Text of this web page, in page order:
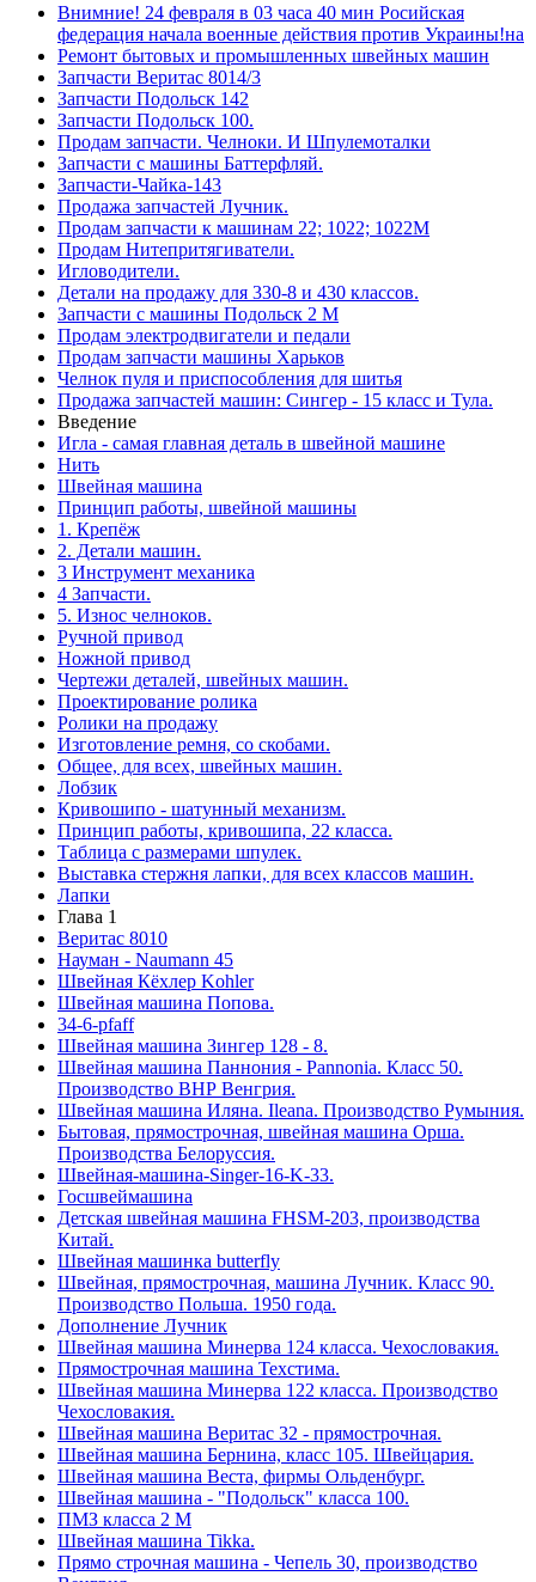
Внимние! 24 февраля в 03 часа 40 мин Росийская
федерация начала военные действия против Украины!на
Ремонт бытовых и промышленных швейных машин
Запчасти Веритас 8014/3
Запчасти Подольск 142
Запчасти Подольск 100.
Продам запчасти. Челноки. И Шпулемоталки
Запчасти с машины Баттерфляй.
Запчасти-Чайка-143
Продажа запчастей Лучник.
Продам запчасти к машинам 22; 1022; 1022М
Продам Нитепритягиватели.
Игловодители.
Детали на продажу для 330-8 и 430 классов.
Запчасти с машины Подольск 2 М
Продам электродвигатели и педали
Продам запчасти машины Харьков
Челнок пуля и приспособления для шитья
Продажа запчастей машин: Сингер - 15 класс и Тула.
Введение
Игла - самая главная деталь в швейной машине
Нить
Швейная машина
Принцип работы, швейной машины
1. Крепёж
2. Детали машин.
3 Инструмент механика
4 Запчасти.
5. Износ челноков.
Ручной привод
Ножной привод
Чертежи деталей, швейных машин.
Проектирование ролика
Ролики на продажу
Изготовление ремня, со скобами.
Общее, для всех, швейных машин.
Лобзик
Кривошипо - шатунный механизм.
Принцип работы, кривошипа, 22 класса.
Таблица с размерами шпулек.
Выставка стержня лапки, для всех классов машин.
Лапки
Глава 1
Веритас 8010
Науман - Naumann 45
Швейная Кёхлер Kohler
Швейная машина Попова.
34-6-pfaff
Швейная машина Зингер 128 - 8.
Швейная машина Паннония - Pannonia. Класс 50.
Производство ВНР Венгрия.
Швейная машина Иляна. Ileana. Производство Румыния.
Бытовая, прямострочная, швейная машина Орша.
Производства Белоруссия.
Швейная-машина-Singer-16-K-33.
Госшвеймашина
Детская швейная машина FHSM-203, производства
Китай.
Швейная машинка butterfly
Швейная, прямострочная, машина Лучник. Класс 90.
Производство Польша. 1950 года.
Дополнение Лучник
Швейная машина Минерва 124 класса. Чехословакия.
Прямострочная машина Техстима.
Швейная машина Минерва 122 класса. Производство
Чехословакия.
Швейная машина Веритас 32 - прямострочная.
Швейная машина Бернина, класс 105. Швейцария.
Швейная машина Веста, фирмы Ольденбург.
Швейная машина - "Подольск" класса 100.
ПМЗ класса 2 М
Швейная машина Tikka.
Прямо строчная машина - Чепель 30, производство